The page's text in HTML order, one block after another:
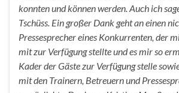
konnten und können werden. Auch ich
Tschüss. Ein großer Dank geht an einen
Pressesprecher eines Konkurrenten, der
mit zur Verfügung stellte und es mir so
Kader der Gäste zur Verfügung stelle
mit den Trainern, Betreuern und